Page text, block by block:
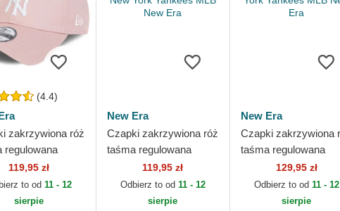
(4.4)
zakrzywiona róż
regulowana
League
New York
MLB New Era
119,95 zł
to od 11 - 12
sierpie
New Era
Czapki zakrzywiona róż
taśma regulowana
9FORTY League
Essential New York
Yankees MLB New Era
119,95 zł
Odbierz to od 11 - 12
sierpie
New Era
Czapki zakrzywiona
taśma regulowana
9FORTY Metallic New
York Yankees MLB
129,95 zł
Odbierz to od 11 - 12
sierpie